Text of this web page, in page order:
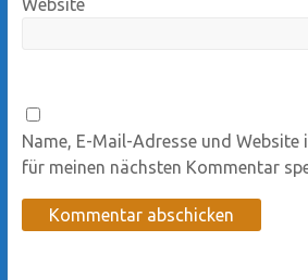
Website
Name, E-Mail-Adresse und Website
für meinen nächsten Kommentar